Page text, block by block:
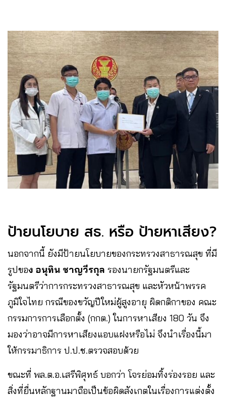
ป้ายนโยบาย สธ. หรือ ป้ายหาเสียง?
นอกจากนี้ ยังมีป้ายนโยบายของกระทรวงสาธารณสุข ที่มี
รูปของ อนุทิน ชาญวีรกุล รองนายกรัฐมนตรีและ
รัฐมนตรีว่าการกระทรวงสาธารณสุข และหัวหน้าพรรค
ภูมิใจไทย กรณีของขวัญปีใหม่ผู้สูงอายุ ผิดกติกาของ คณะ
กรรมการการเลือกตั้ง (กกต.) ในการหาเสียง 180 วัน จึง
มองว่าอาจมีการหาเสียงแอบแฝงหรือไม่ จึงนำเรื่องนี้มา
ให้กรรมาธิการ ป.ป.ช.ตรวจสอบด้วย
ขณะที่ พล.ต.อ.เสรีพิศุทธ์ บอกว่า โจรย่อมทิ้งร่องรอย และ
สิ่งที่ยื่นหลักฐานมาถือเป็นข้อผิดสังเกตในเรื่องการแต่งตั้ง